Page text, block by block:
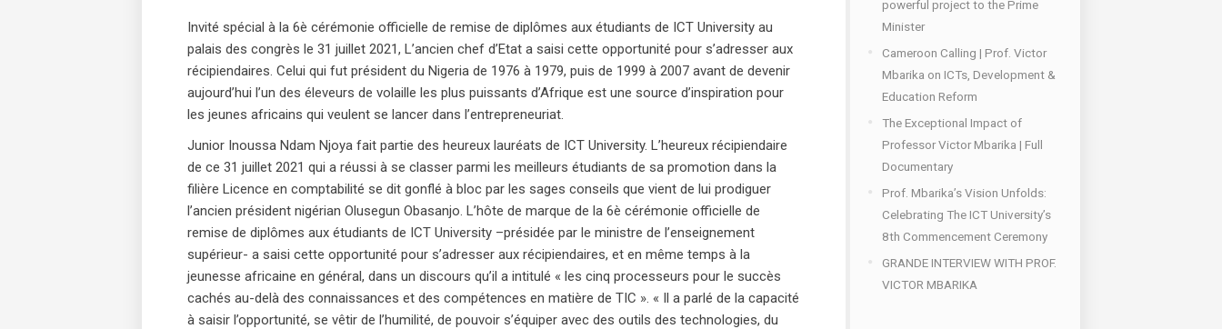
Invité spécial à la 6è cérémonie officielle de remise de diplômes aux étudiants de ICT University au
palais des congrès le 31 juillet 2021, L’ancien chef d’Etat a saisi cette opportunité pour s’adresser aux
récipiendaires. Celui qui fut président du Nigeria de 1976 à 1979, puis de 1999 à 2007 avant de devenir
aujourd’hui l’un des éleveurs de volaille les plus puissants d’Afrique est une source d’inspiration pour
les jeunes africains qui veulent se lancer dans l’entrepreneuriat.
Junior Inoussa Ndam Njoya fait partie des heureux lauréats de ICT University. L’heureux récipiendaire
de ce 31 juillet 2021 qui a réussi à se classer parmi les meilleurs étudiants de sa promotion dans la
filière Licence en comptabilité se dit gonflé à bloc par les sages conseils que vient de lui prodiguer
l’ancien président nigérian Olusegun Obasanjo. L’hôte de marque de la 6è cérémonie officielle de
remise de diplômes aux étudiants de ICT University –présidée par le ministre de l’enseignement
supérieur- a saisi cette opportunité pour s’adresser aux récipiendaires, et en même temps à la
jeunesse africaine en général, dans un discours qu’il a intitulé « les cinq processeurs pour le succès
cachés au-delà des connaissances et des compétences en matière de TIC ». « Il a parlé de la capacité
à saisir l’opportunité, se vêtir de l’humilité, de pouvoir s’équiper avec des outils des technologies, du
powerful project to the Prime
Minister
Cameroon Calling | Prof. Victor
Mbarika on ICTs, Development &
Education Reform
The Exceptional Impact of
Professor Victor Mbarika | Full
Documentary
Prof. Mbarika’s Vision Unfolds:
Celebrating The ICT University’s
8th Commencement Ceremony
GRANDE INTERVIEW WITH PROF.
VICTOR MBARIKA